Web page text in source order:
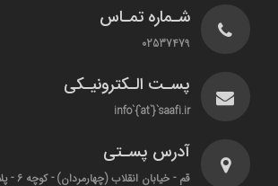
شـماره تمـاس
02537479
پسـت الـکترونیـکی
info`{`at`}`saafi.ir
آدرس پسـتی